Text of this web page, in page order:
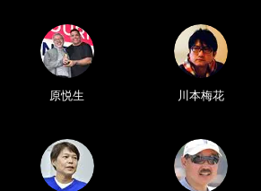
原悦生 川本梅花